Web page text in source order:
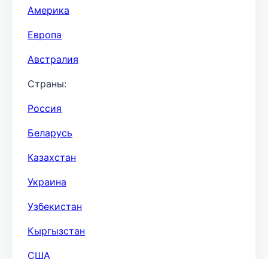
Америка
Европа
Австралия
Страны:
Россия
Беларусь
Казахстан
Украина
Узбекистан
Кыргызстан
США